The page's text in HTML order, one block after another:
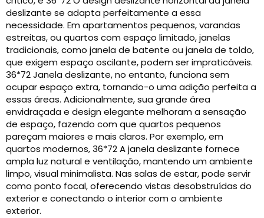
deslizante se adapta perfeitamente a essa
necessidade. Em apartamentos pequenos, varandas
estreitas, ou quartos com espaço limitado, janelas
tradicionais, como janela de batente ou janela de toldo,
que exigem espaço oscilante, podem ser impraticáveis.
36*72 Janela deslizante, no entanto, funciona sem
ocupar espaço extra, tornando-o uma adição perfeita a
essas áreas. Adicionalmente, sua grande área
envidraçada e design elegante melhoram a sensação
de espaço, fazendo com que quartos pequenos
pareçam maiores e mais claros. Por exemplo, em
quartos modernos, 36*72 A janela deslizante fornece
ampla luz natural e ventilação, mantendo um ambiente
limpo, visual minimalista. Nas salas de estar, pode servir
como ponto focal, oferecendo vistas desobstruídas do
exterior e conectando o interior com o ambiente
exterior.